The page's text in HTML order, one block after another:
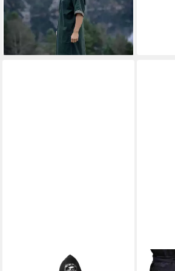
39,99 €
lieferbar - in 2-3 Werktagen bei dir
UNDERWRAPS